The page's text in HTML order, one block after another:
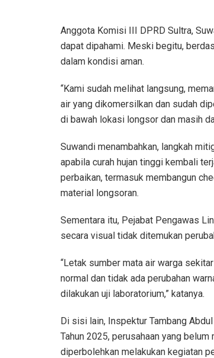
Anggota Komisi III DPRD Sultra,
dapat dipahami. Meski begitu,
dalam kondisi aman.
“Kami sudah melihat langsung,
air yang dikomersilkan dan sudah
di bawah lokasi longsor dan masih
Suwandi menambahkan, langkah
apabila curah hujan tinggi kembali
perbaikan, termasuk membangun
material longsoran.
Sementara itu, Pejabat Pengawas
secara visual tidak ditemukan
“Letak sumber mata air warga
normal dan tidak ada perubahan
dilakukan uji laboratorium,” katanya.
Di sisi lain, Inspektur Tambang
Tahun 2025, perusahaan yang
diperbolehkan melakukan kegiatan